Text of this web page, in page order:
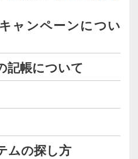
ャンペーンについ
記帳について
ムの探し方